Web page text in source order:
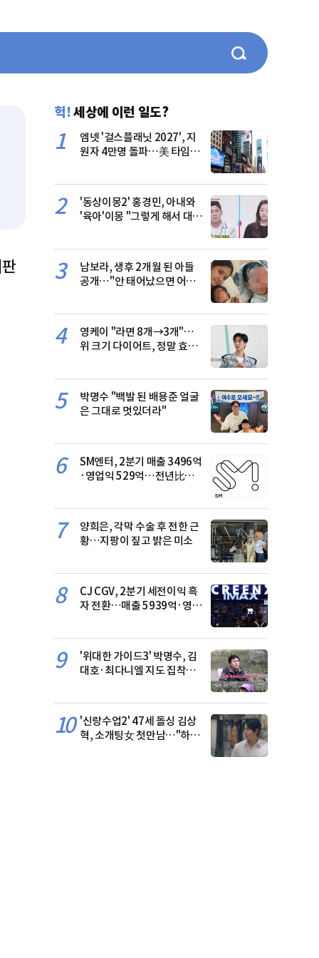
헉!세상에 이런 일도?
엠넷 '걸스플래닛 2027', 지
원자 4만명 돌파…美 타임스
1
'동상이몽2' 홍경민, 아내와
'육아'이몽 "그렇게 해서 대학
2
남보라, 생후 2개월 된 아들
공개…"안 태어났으면 어쩔
3
영케이 "라면 8개→3개"…
위 크기 다이어트, 정말 효과
4
박명수 "백발 된 배용준 얼굴
은 그대로 멋있더라"
5
SM엔터, 2분기 매출 3496억
·영업익 529억…전년比
6
양희은, 각막 수술 후 전한 근
황…지팡이 짚고 밝은 미소
7
CJ CGV, 2분기 세전이익 흑
자 전환…매출 5939억·영업
8
'위대한 가이드3' 박명수, 김
대호·최다니엘 지도 집착에
9
'신랑수업2' 47세 돌싱 김상
혁, 소개팅女 첫만남…"하얀
10